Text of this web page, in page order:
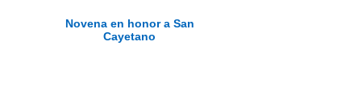
Novena en honor a San
Cayetano